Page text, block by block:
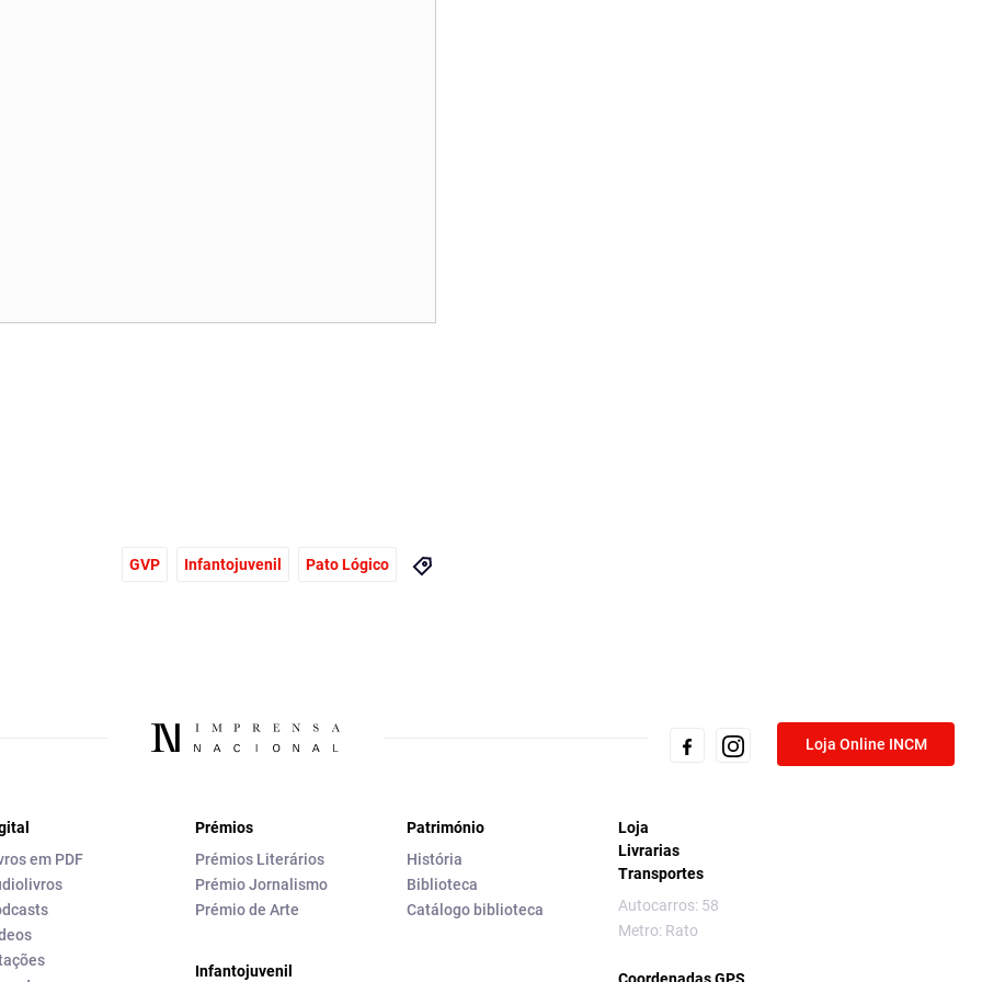
GVP Infantojuvenil Pato Lógico
Loja Online INCM
em PDF
Prémios
Prémios Literários
Prémio Jornalismo
Prémio de Arte
Infantojuvenil
Património
História
Biblioteca
Catálogo biblioteca
Loja
Livrarias
Transportes
Autocarros: 58
Metro: Rato